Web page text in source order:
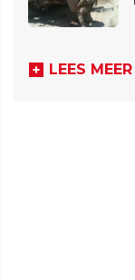
LEES MEER